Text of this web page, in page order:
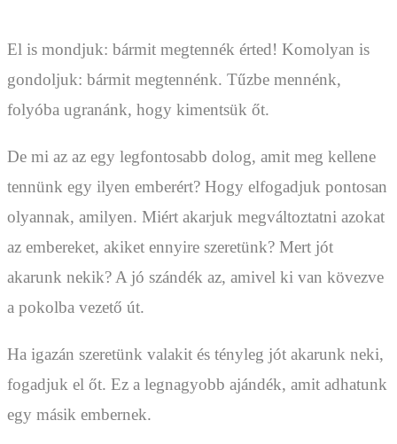
El is mondjuk: bármit megtennék érted! Komolyan is
gondoljuk: bármit megtennénk. Tűzbe mennénk,
folyóba ugranánk, hogy kimentsük őt.
De mi az az egy legfontosabb dolog, amit meg kellene
tennünk egy ilyen emberért? Hogy elfogadjuk pontosan
olyannak, amilyen. Miért akarjuk megváltoztatni azokat
az embereket, akiket ennyire szeretünk? Mert jót
akarunk nekik? A jó szándék az, amivel ki van kövezve
a pokolba vezető út.
Ha igazán szeretünk valakit és tényleg jót akarunk neki,
fogadjuk el őt. Ez a legnagyobb ajándék, amit adhatunk
egy másik embernek.